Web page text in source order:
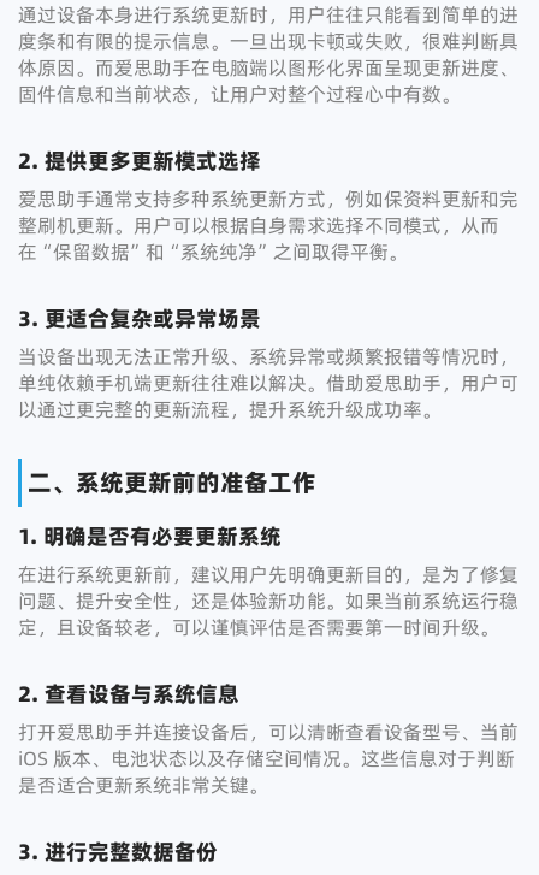
通过设备本身进行系统更新时，用户往往只能看到简单的进
度条和有限的提示信息。一旦出现卡顿或失败，很难判断具
体原因。而爱思助手在电脑端以图形化界面呈现更新进度、
固件信息和当前状态，让用户对整个过程心中有数。
2. 提供更多更新模式选择
爱思助手通常支持多种系统更新方式，例如保资料更新和完
整刷机更新。用户可以根据自身需求选择不同模式，从而
在“保留数据”和“系统纯净”之间取得平衡。
3. 更适合复杂或异常场景
当设备出现无法正常升级、系统异常或频繁报错等情况时，
单纯依赖手机端更新往往难以解决。借助爱思助手，用户可
以通过更完整的更新流程，提升系统升级成功率。
二、系统更新前的准备工作
1. 明确是否有必要更新系统
在进行系统更新前，建议用户先明确更新目的，是为了修复
问题、提升安全性，还是体验新功能。如果当前系统运行稳
定，且设备较老，可以谨慎评估是否需要第一时间升级。
2. 查看设备与系统信息
打开爱思助手并连接设备后，可以清晰查看设备型号、当前
iOS 版本、电池状态以及存储空间情况。这些信息对于判断
是否适合更新系统非常关键。
3. 进行完整数据备份